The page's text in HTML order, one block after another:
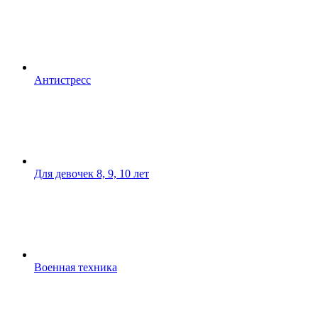
Антистресс
Для девочек 8, 9, 10 лет
Военная техника